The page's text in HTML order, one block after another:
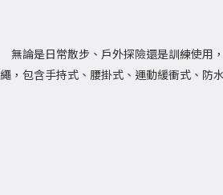
無論是日常散步、戶外探險還是訓練使
繩，包含手持式、腰掛式、運動緩衝式、防